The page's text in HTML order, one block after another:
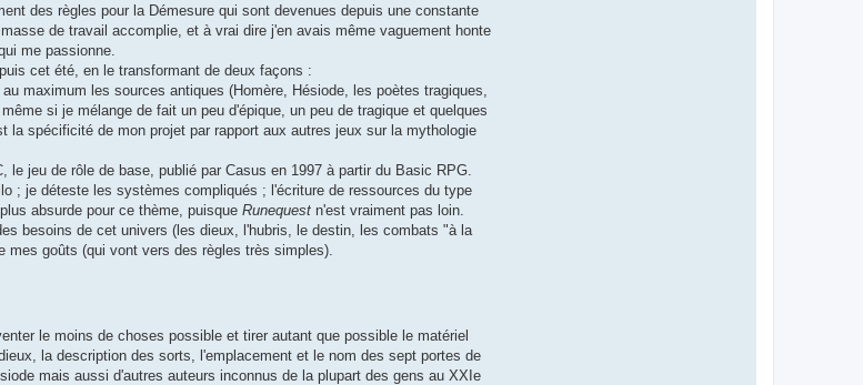
des règles pour la Démesure qui sont devenues depuis une constante
de travail accomplie, et à vrai dire j'en avais même vaguement honte
me passionne.
cet été, en le transformant de deux façons :
maximum les sources antiques (Homère, Hésiode, les poètes tragiques,
si je mélange de fait un peu d'épique, un peu de tragique et quelques
spécificité de mon projet par rapport aux autres jeux sur la mythologie
jeu de rôle de base, publié par Casus en 1997 à partir du Basic RPG.
; je déteste les systèmes compliqués ; l'écriture de ressources du type
absurde pour ce thème, puisque Runequest n'est vraiment pas loin.
besoins de cet univers (les dieux, l'hubris, le destin, les combats "à la
goûts (qui vont vers des règles très simples).
le moins de choses possible et tirer autant que possible le matériel
la description des sorts, l'emplacement et le nom des sept portes de
mais aussi d'autres auteurs inconnus de la plupart des gens au XXIe